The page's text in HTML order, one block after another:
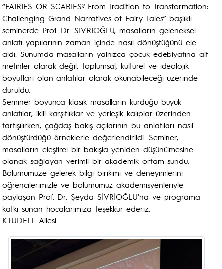
“FAIRIES OR SCARIES? From Tradition to Transformation:
Challenging Grand Narratives of Fairy Tales” başlıklı
seminerde Prof. Dr. SİVRİOĞLU, masalların geleneksel
anlatı yapılarının zaman içinde nasıl dönüştüğünü ele
aldı. Sunumda masalların yalnızca çocuk edebiyatına ait
metinler olarak değil; toplumsal, kültürel ve ideolojik
boyutları olan anlatılar olarak okunabileceği üzerinde
duruldu.
Seminer boyunca klasik masalların kurduğu büyük
anlatılar, ikili karşıtlıklar ve yerleşik kalıplar üzerinden
tartışılırken, çağdaş bakış açılarının bu anlatıları nasıl
dönüştürdüğü örneklerle değerlendirildi. Seminer,
masalların eleştirel bir bakışla yeniden düşünülmesine
olanak sağlayan verimli bir akademik ortam sundu.
Bölümümüze gelerek bilgi birikimi ve deneyimlerini
öğrencilerimizle ve bölümümüz akademisyenleriyle
paylaşan Prof. Dr. Şeyda SİVRİOĞLU'na ve programa
katkı sunan hocalarımıza teşekkür ederiz.
KTUDELL Ailesi